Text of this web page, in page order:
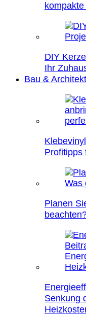
DIY
Ihr
Bau &
Profitipps
Planen
Senkung